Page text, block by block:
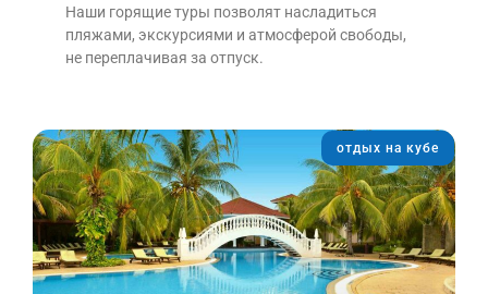
Наши горящие туры позволят насладиться
пляжами, экскурсиями и атмосферой свободы,
не переплачивая за отпуск.
отдых на кубе